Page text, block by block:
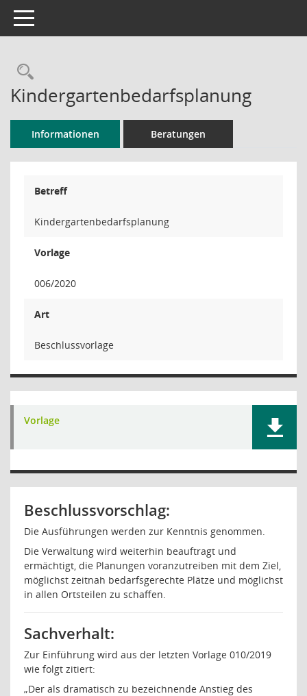
Toggle navigation
Rechercheauswahl
Kindergartenbedarfsplanung
Informationen Beratungen
Betreff
Kindergartenbedarfsplanung
Vorlage
006/2020
Art
Beschlussvorlage
Vorlage
Beschlussvorschlag:
Die Ausführungen werden zur Kenntnis genommen.
Die Verwaltung wird weiterhin beauftragt und
ermächtigt, die Planungen voranzutreiben mit dem Ziel,
möglichst zeitnah bedarfsgerechte Plätze und möglichst
in allen Ortsteilen zu schaffen.
Sachverhalt:
Zur Einführung wird aus der letzten Vorlage 010/2019
wie folgt zitiert:
„Der als dramatisch zu bezeichnende Anstieg des